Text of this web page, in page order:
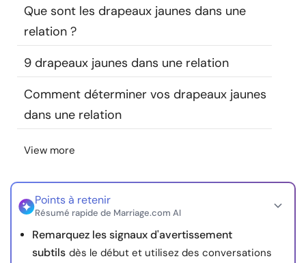
Communauté
Trouver un thérapeute
Langue
À propos de nous
© Copyright 2026. Tous droits réservés.
Que sont les drapeaux jaunes dans une
relation ?
9 drapeaux jaunes dans une relation
Comment déterminer vos drapeaux jaunes
dans une relation
View more
Points à retenir
Résumé rapide de Marriage.com AI
Remarquez les signaux d'avertissement
subtils dès le début et utilisez des conversations